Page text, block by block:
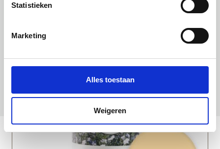
Statistieken
Marketing
Alles toestaan
Weigeren